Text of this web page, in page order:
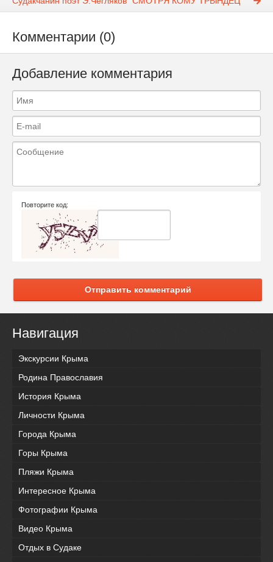
Комментарии (0)
Добавление комментария
Повторите код:
Отправить комментарий
Навигация
Экскурсии Крыма
Родина Православия
История Крыма
Личности Крыма
Города Крыма
Горы Крыма
Пляжи Крыма
Интересное Крыма
Фотографии Крыма
Видео Крыма
Отдых в Судаке